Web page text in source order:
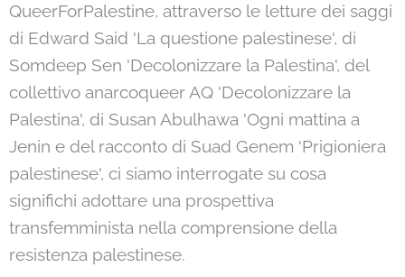
QueerForPalestine, attraverso le letture dei saggi
di Edward Said 'La questione palestinese', di
Somdeep Sen 'Decolonizzare la Palestina', del
collettivo anarcoqueer AQ 'Decolonizzare la
Palestina', di Susan Abulhawa 'Ogni mattina a
Jenin e del racconto di Suad Genem 'Prigioniera
palestinese', ci siamo interrogate su cosa
significhi adottare una prospettiva
transfemminista nella comprensione della
resistenza palestinese.